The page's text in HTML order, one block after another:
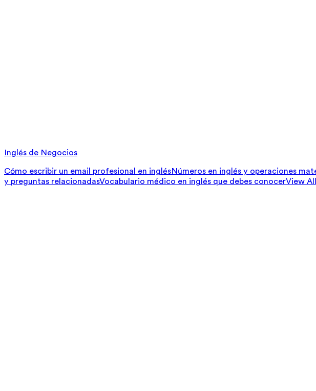
Inglés de Negocios
Cómo escribir un email profesional en inglésNúmeros en inglés y operaciones
y preguntas relacionadasVocabulario médico en inglés que debes conocerView All